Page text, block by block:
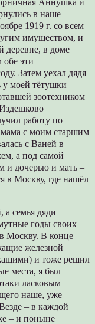
в наше
1919 г. со всем
имуществом, и
деревне, в доме
эти
Затем уехал дядя
у моей тётушки
зоотехником
работу по
мама с моим старшим
с Ваней в
а под самой
и дочерью и мать –
в Москву, где нашёл
а семья дяди
годы своих
Москву. В конце
железной
и тоже решил
места, я был
ласковым
наше, уже
– в каждой
– и поныне